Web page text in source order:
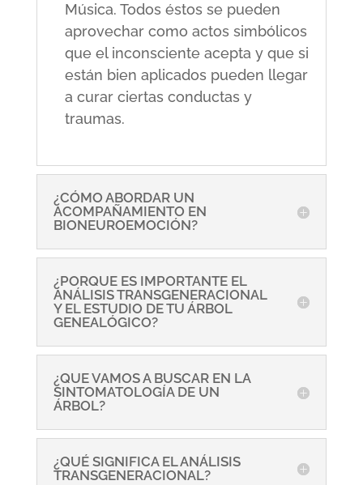
Música. Todos éstos se pueden
aprovechar como actos simbólicos
que el inconsciente acepta y que si
están bien aplicados pueden llegar
a curar ciertas conductas y
traumas.
¿CÓMO ABORDAR UN
ACOMPAÑAMIENTO EN
BIONEUROEMOCIÓN?
¿PORQUE ES IMPORTANTE EL
ANÁLISIS TRANSGENERACIONAL
Y EL ESTUDIO DE TU ÁRBOL
GENEALÓGICO?
¿QUE VAMOS A BUSCAR EN LA
SINTOMATOLOGÍA DE UN
ÁRBOL?
¿QUÉ SIGNIFICA EL ANÁLISIS
TRANSGENERACIONAL?